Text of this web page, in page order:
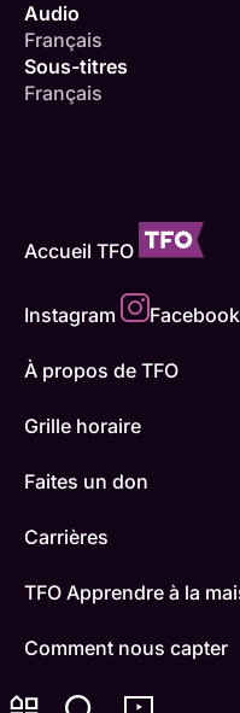
Audio
Français
Sous-titres
Français
Accueil TFO
Instagram Facebook
À propos de TFO
Grille horaire
Faites un don
Carrières
TFO Apprendre à la
Comment nous capter
Contactez-nous